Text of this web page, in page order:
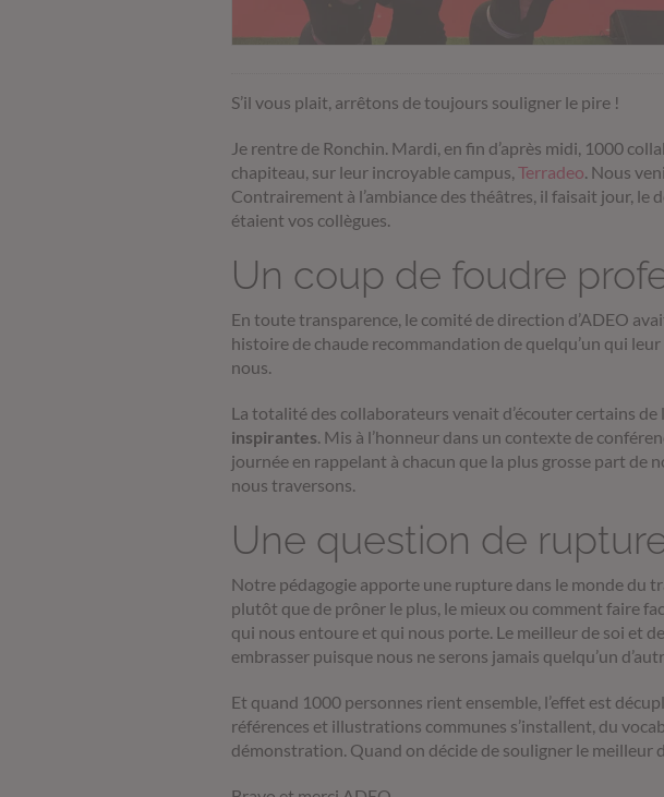
S’il vous plait, arrêtons de toujours souligner le pire !
Je rentre de Ronchin. Mardi, en fin d’après midi, 1000
chapiteau, sur leur incroyable campus, Terradeo. Nous
Contrairement à l’ambiance des théâtres, il faisait jour,
étaient vos collègues.
Un coup de foudre
En toute transparence, le comité de direction d’ADEO
histoire de chaude recommandation de quelqu’un qui
nous.
La totalité des collaborateurs venait d’écouter certains de
inspirantes. Mis à l’honneur dans un contexte de
journée en rappelant à chacun que la plus grosse part de
nous traversons.
Une question de
Notre pédagogie apporte une rupture dans le monde du
plutôt que de prôner le plus, le mieux ou comment faire
qui nous entoure et qui nous porte. Le meilleur de soi et
embrasser puisque nous ne serons jamais quelqu’un
Et quand 1000 personnes rient ensemble, l’effet est
références et illustrations communes s’installent, du
démonstration. Quand on décide de souligner le meilleur